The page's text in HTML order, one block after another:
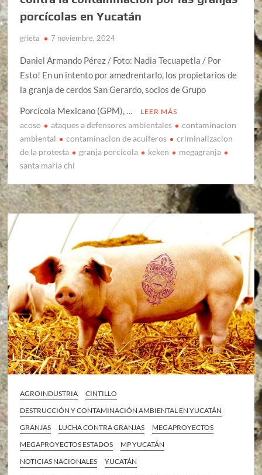
porcícolas en Yucatán
grieta 7 noviembre, 2024
Daniel Armando Pérez / Foto: Nadia Tecuapetla / Por
Esto! En un intento por amedrentarlo, los propietarios de
la granja de cerdos San Gerardo, socios de Grupo
Porcícola Mexicano (GPM), …
LEER MÁS
acoso ataques a defensores ambientales
contaminacion
ambiental
contaminacion de acuiferos
criminalizacion
de la protesta
granja porcicola keken
megagranja
santa maria chi
AGROINDUSTRIA
CINTILLO
DESTRUCCIÓN Y CONTAMINACIÓN AMBIENTAL EN YUCATÁN
GRANJAS
LUCHA CONTRA GRANJAS
MEGAPROYECTOS
MEGAPROYECTOS ESTADOS
MP YUCATÁN
NOTICIAS NACIONALES
YUCATÁN